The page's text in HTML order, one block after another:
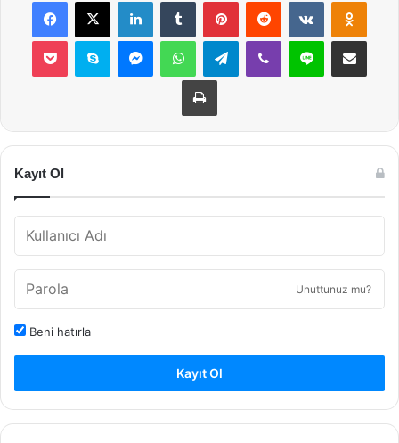
Pocket Skype MessengerWhatsAppTelegramViber Line E-Posta ile
Yazdır
Kayıt Ol
Unuttunuz mu?
Beni hatırla
Kayıt Ol